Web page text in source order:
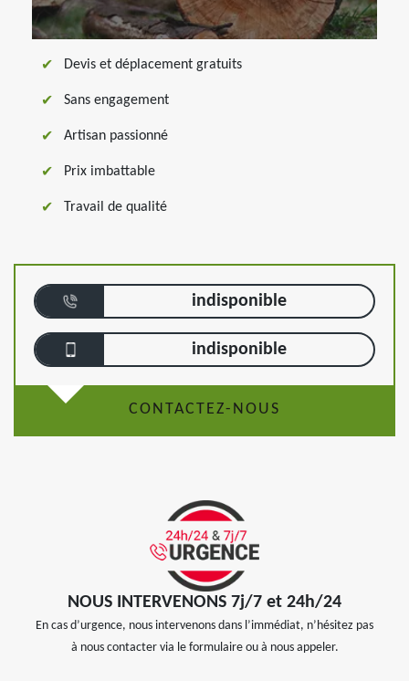
Devis et déplacement gratuits
Sans engagement
Artisan passionné
Prix imbattable
Travail de qualité
indisponible
indisponible
CONTACTEZ-NOUS
NOUS INTERVENONS 7j/7 et 24h/24
En cas d’urgence, nous intervenons dans l’immédiat, n’hésitez pas
à nous contacter via le formulaire ou à nous appeler.